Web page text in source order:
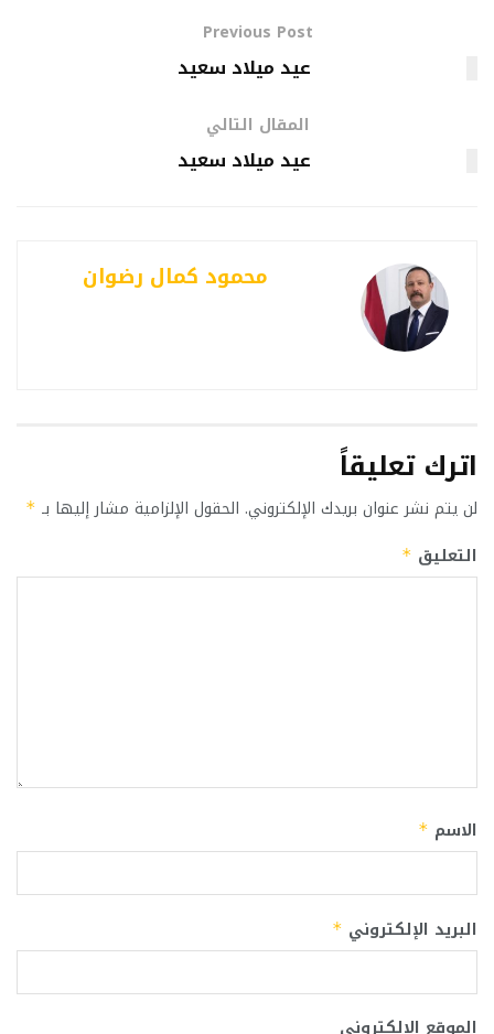
Previous Post
عيد ميلاد سعيد
المقال التالي
عيد ميلاد سعيد
محمود كمال رضوان
اترك تعليقاً
لن يتم نشر عنوان بريدك الإلكتروني. الحقول الإلزامية مشار إليها بـ *
التعليق *
الاسم *
البريد الإلكتروني *
الموقع الإلكتروني